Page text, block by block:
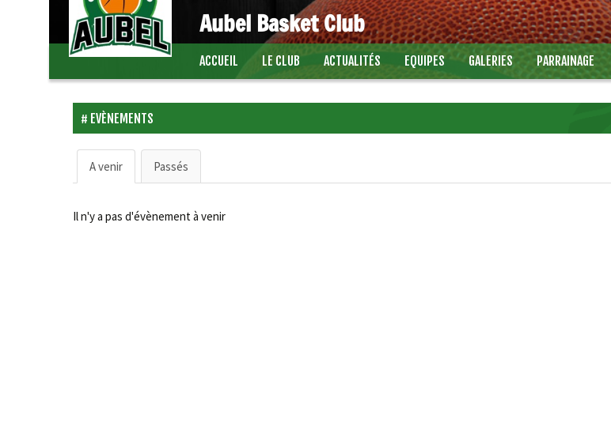
Aubel Basket Club
Passer
ACCUEIL LE CLUB ACTUALITÉS EQUIPES GALERIES PARRAINAGE
EVÈNEMENTS
A venir Passés
Il n'y a pas d'évènement à venir